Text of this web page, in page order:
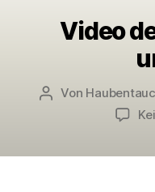
Video
Beitragsautor
Von